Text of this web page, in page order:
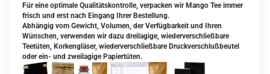
Für eine optimale Qualitätskontrolle, verpacken wir Mango Tee immer
frisch und erst nach Eingang Ihrer Bestellung.
Abhängig vom Gewicht, Volumen, der Verfügbarkeit und Ihren
Wünschen, verwenden wir dazu dreilagige, wiederverschließbare
Teetüten, Korkengläser, wiederverschließbare Druckverschlußbeutel
oder ein- und zweilagige Papiertüten.